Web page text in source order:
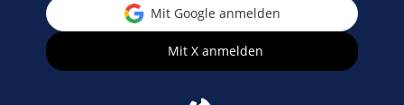
Mit Google anmelden
Mit X anmelden